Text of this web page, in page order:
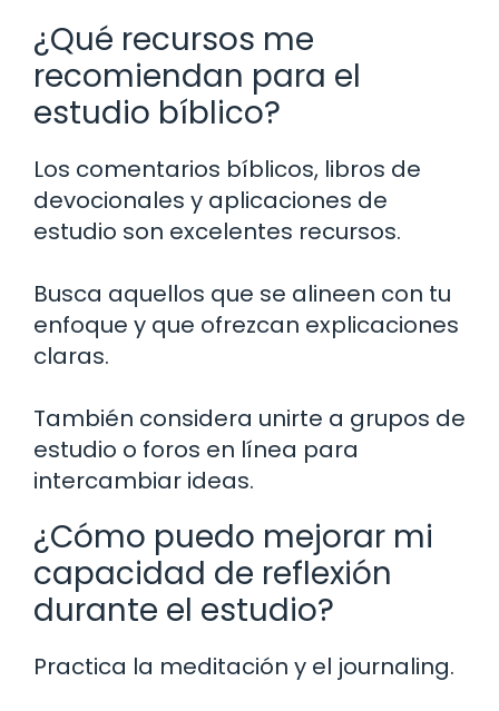
¿Qué recursos me
recomiendan para el
estudio bíblico?
Los comentarios bíblicos, libros de
devocionales y aplicaciones de
estudio son excelentes recursos.
Busca aquellos que se alineen con tu
enfoque y que ofrezcan explicaciones
claras.
También considera unirte a grupos de
estudio o foros en línea para
intercambiar ideas.
¿Cómo puedo mejorar mi
capacidad de reflexión
durante el estudio?
Practica la meditación y el journaling.